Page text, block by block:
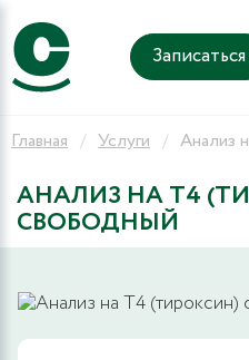
Записаться
Главная Услуги Анализ
АНАЛИЗ НА Т4
СВОБОДНЫЙ